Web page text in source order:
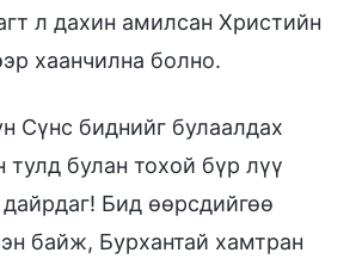
л дахин амилсан Христийн
хаанчилна болно.
Сүнс биднийг булаалдах
тулд булан тохой бүр лүү
Бид өөрсдийгөө
байж, Бурхантай хамтран